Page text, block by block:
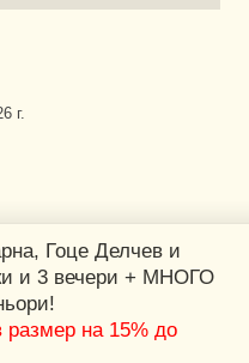
г.
Гоце Делчев и
и 3 вечери + МНОГО
размер на 15% до